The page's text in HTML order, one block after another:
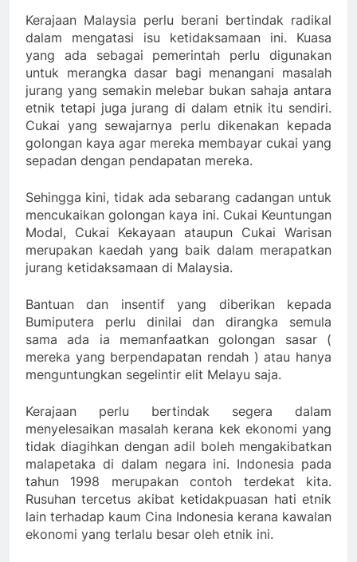
Kerajaan Malaysia perlu berani bertindak radikal
dalam mengatasi isu ketidaksamaan ini. Kuasa
yang ada sebagai pemerintah perlu digunakan
untuk merangka dasar bagi menangani masalah
jurang yang semakin melebar bukan sahaja antara
etnik tetapi juga jurang di dalam etnik itu sendiri.
Cukai yang sewajarnya perlu dikenakan kepada
golongan kaya agar mereka membayar cukai yang
sepadan dengan pendapatan mereka.
Sehingga kini, tidak ada sebarang cadangan untuk
mencukaikan golongan kaya ini. Cukai Keuntungan
Modal, Cukai Kekayaan ataupun Cukai Warisan
merupakan kaedah yang baik dalam merapatkan
jurang ketidaksamaan di Malaysia.
Bantuan dan insentif yang diberikan kepada
Bumiputera perlu dinilai dan dirangka semula
sama ada ia memanfaatkan golongan sasar (
mereka yang berpendapatan rendah ) atau hanya
menguntungkan segelintir elit Melayu saja.
Kerajaan perlu bertindak segera dalam
menyelesaikan masalah kerana kek ekonomi yang
tidak diagihkan dengan adil boleh mengakibatkan
malapetaka di dalam negara ini. Indonesia pada
tahun 1998 merupakan contoh terdekat kita.
Rusuhan tercetus akibat ketidakpuasan hati etnik
lain terhadap kaum Cina Indonesia kerana kawalan
ekonomi yang terlalu besar oleh etnik ini.